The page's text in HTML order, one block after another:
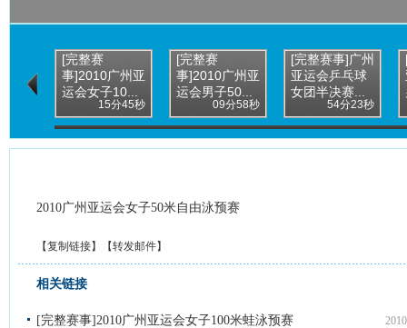
[完整赛
事]2010广州亚
运会女子10...
15分45秒
[完整赛
事]2010广州亚
运会男子50...
09分58秒
[完整赛事]广州
亚运会乒乓球
女团半决赛...
54分23秒
2010广州亚运会女子50米自由泳预赛
【复制链接】【转发邮件】
相关链接
[完整赛事]2010广州亚运会女子100米蛙泳预赛